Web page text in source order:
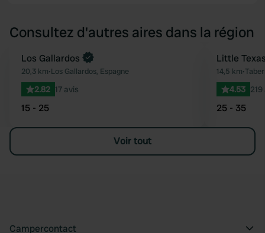
Consultez d'autres aires dans la région
Préféré
Los Gallardos
20,3 km•Los Gallardos, Espagne
2.82 17 avis
15 - 25
Little
14,5 km•
4.53
25 - 35
Voir tout
Campercontact